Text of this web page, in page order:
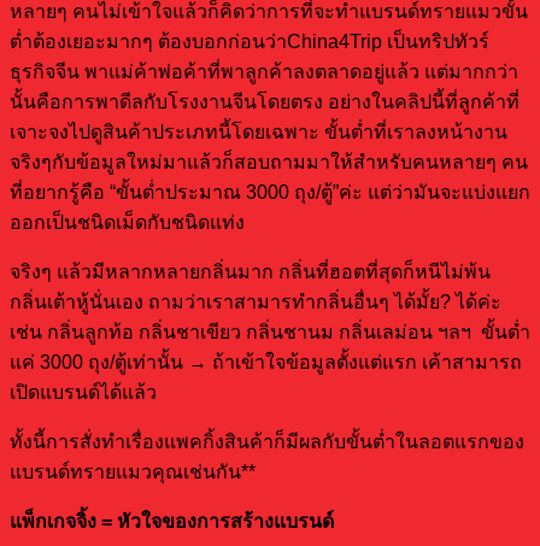
หลายๆ คนไม่เข้าใจแล้วก็คิดว่าการที่จะทำแบรนด์ทรายแมวขั้น
ต่ำต้องเยอะมากๆ ต้องบอกก่อนว่าChina4Trip เป็นทริปทัวร์
ธุรกิจจีน พาแม่ค้าพ่อค้าที่พาลูกค้าลงตลาดอยู่แล้ว แต่มากกว่า
นั้นคือการพาดีลกับโรงงานจีนโดยตรง อย่างในคลิปนี้ที่ลูกค้าที่
เจาะจงไปดูสินค้าประเภทนี้โดยเฉพาะ ขั้นต่ำที่เราลงหน้างาน
จริงๆกับข้อมูลใหม่มาแล้วก็สอบถามมาให้สำหรับคนหลายๆ คน
ที่อยากรู้คือ “ขั้นต่ำประมาณ 3000 ถุง/ตู้”ค่ะ แต่ว่ามันจะแบ่งแยก
ออกเป็นชนิดเม็ดกับชนิดแท่ง
จริงๆ แล้วมีหลากหลายกลิ่นมาก กลิ่นที่ฮอตที่สุดก็หนีไม่พ้น
กลิ่นเต้าหู้นั่นเอง ถามว่าเราสามารทำกลิ่นอื่นๆ ได้มั้ย? ได้ค่ะ
เช่น กลิ่นลูกท้อ กลิ่นชาเขียว กลิ่นชานม กลิ่นเลม่อน ฯลฯ ขั้นต่ำ
แค่ 3000 ถุง/ตู้เท่านั้น → ถ้าเข้าใจข้อมูลตั้งแต่แรก เค้าสามารถ
เปิดแบรนด์ได้แล้ว
ทั้งนี้การสั่งทำเรื่องแพคกิ้งสินค้าก็มีผลกับขั้นต่ำในลอตแรกของ
แบรนด์ทรายแมวคุณเช่นกัน**
แพ็กเกจจิ้ง = หัวใจของการสร้างแบรนด์